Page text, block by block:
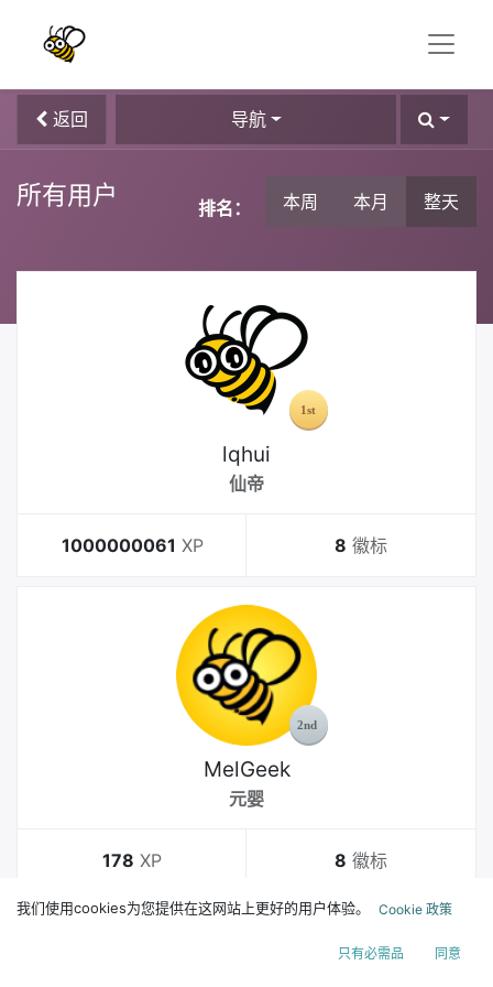
返回 导航
所有用户 排名： 本周 本月 整天
lqhui
仙帝
1000000061 XP 8 徽标
MelGeek
元婴
178 XP 8 徽标
我们使用cookies为您提供在这网站上更好的用户体验。 Cookie 政策
只有必需品 同意